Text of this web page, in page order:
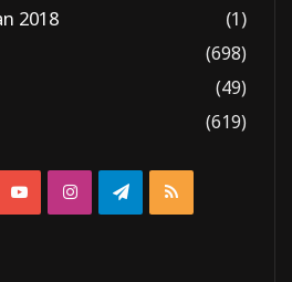
2018
(1)
(698)
(49)
(619)
YouTubeInstagramTelegram
RSS